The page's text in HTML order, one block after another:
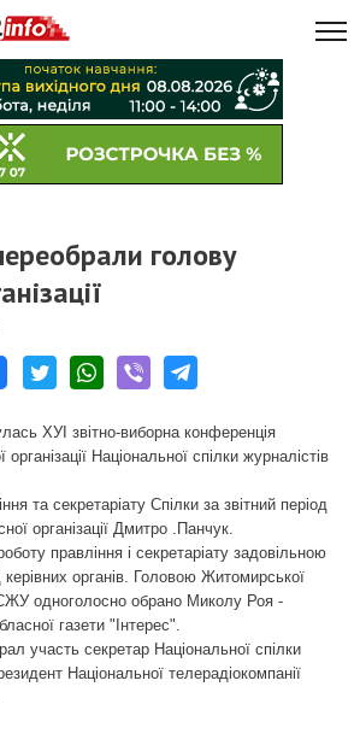
голову
ХУІ звітно-виборна конференція
Національної спілки журналістів
та секретаріату Спілки за звітний період
організації Дмитро .Панчук.
правління і секретаріату задовільною
органів. Головою Житомирської
одноголосно обрано Миколу Роя -
газети "Інтерес".
участь секретар Національної спілки
Національної телерадіокомпанії